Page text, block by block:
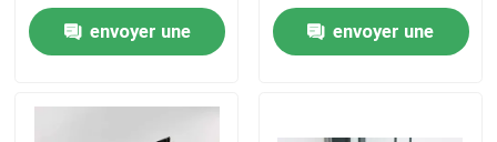
A propos de nous
envoyer une envoyer une